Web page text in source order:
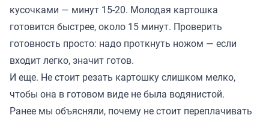
кусочками — минут 15-20. Молодая картошка
готовится быстрее, около 15 минут. Проверить
готовность просто: надо проткнуть ножом — если
входит легко, значит готов.
И еще. Не стоит резать картошку слишком мелко,
чтобы она в готовом виде не была водянистой.
Ранее мы объясняли, почему не стоит переплачивать